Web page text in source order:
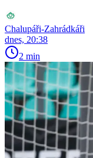
Chalupáři-Zahrádkáři
dnes, 20:38
2 min